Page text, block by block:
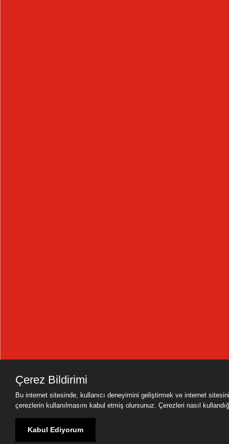
Çerez Bildirimi
Bu internet sitesinde, kullanıcı deneyimini geliştirmek ve internet
çerezlerin kullanılmasını kabul etmiş olursunuz. Çerezleri nasıl
Kabul Ediyorum